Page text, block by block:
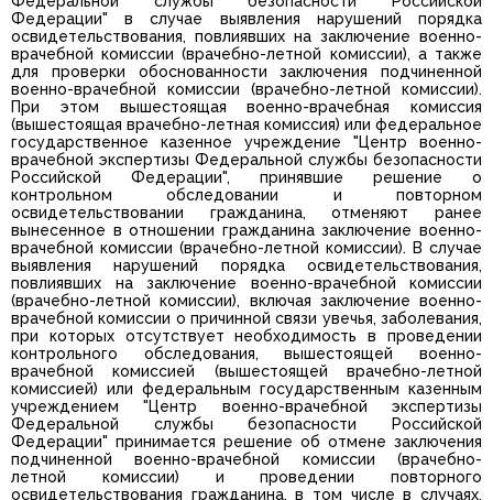
Федерации" в случае выявления нарушений порядка
освидетельствования, повлиявших на заключение военно-
врачебной комиссии (врачебно-летной комиссии), а также
для проверки обоснованности заключения подчиненной
военно-врачебной комиссии (врачебно-летной комиссии).
При этом вышестоящая военно-врачебная комиссия
(вышестоящая врачебно-летная комиссия) или федеральное
государственное казенное учреждение "Центр военно-
врачебной экспертизы Федеральной службы безопасности
Российской Федерации", принявшие решение о
контрольном обследовании и повторном
освидетельствовании гражданина, отменяют ранее
вынесенное в отношении гражданина заключение военно-
врачебной комиссии (врачебно-летной комиссии). В случае
выявления нарушений порядка освидетельствования,
повлиявших на заключение военно-врачебной комиссии
(врачебно-летной комиссии), включая заключение военно-
врачебной комиссии о причинной связи увечья, заболевания,
при которых отсутствует необходимость в проведении
контрольного обследования, вышестоящей военно-
врачебной комиссией (вышестоящей врачебно-летной
комиссией) или федеральным государственным казенным
учреждением "Центр военно-врачебной экспертизы
Федеральной службы безопасности Российской
Федерации" принимается решение об отмене заключения
подчиненной военно-врачебной комиссии (врачебно-
летной комиссии) и проведении повторного
освидетельствования гражданина, в том числе в случаях,